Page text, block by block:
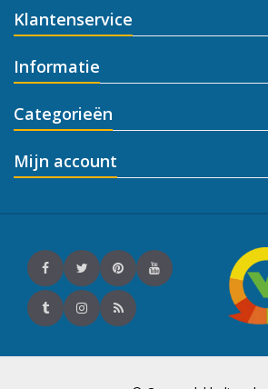
Klantenservice
Informatie
Categorieën
Mijn account